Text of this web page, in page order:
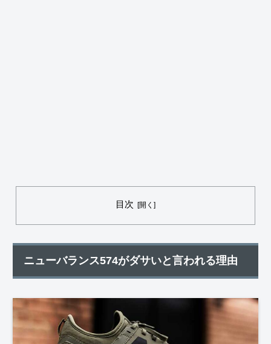
目次
ニューバランス574がダサいと言われる理由